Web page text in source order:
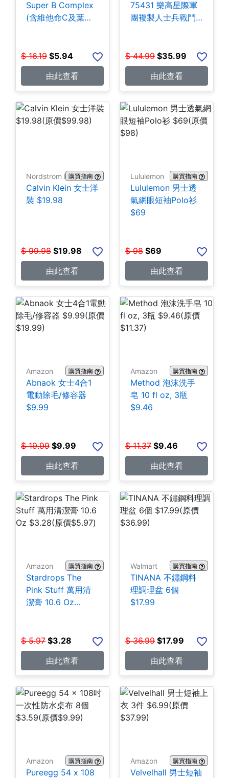
Super B Complex
(含維他命C及葉酸)
$ 16.19 $5.94
由此查看
75431 樂高星際軍
團複製人士兵戰鬥
$ 44.99 $35.99
由此查看
Nordstrom Rack購買指南
Calvin Klein 女士洋
裝 $19.98
$ 99.98 $19.98
由此查看
Lululemon 購買指南
Lululemon 男士透
氣網眼短袖Polo衫
$69
$ 98 $69
由此查看
Amazon 購買指南
Abnaok 女士4合1
電動除毛/修容器
$9.99
$ 19.99 $9.99
由此查看
Amazon 購買指南
Method 泡沫洗手
皂 10 fl oz, 3瓶
$9.46
$ 11.37 $9.46
由此查看
Amazon 購買指南
Stardrops The
Pink Stuff 萬用清
潔膏 10.6 Oz
$ 5.97 $3.28
由此查看
Walmart 購買指南
TINANA 不鏽鋼料
理調理盆 6個
$17.99
$ 36.99 $17.99
由此查看
Amazon 購買指南
Pureegg 54 x 108
Amazon 購買指南
Velvelhall 男士短袖